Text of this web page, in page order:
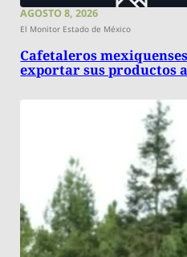
AGOSTO 8, 2026
El Monitor Estado de México
Cafetaleros
exportar sus productos